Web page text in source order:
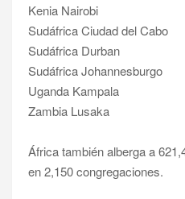
Kenia Nairobi
Sudáfrica Ciudad del Cabo
Sudáfrica Durban
Sudáfrica Johannesburgo
Uganda Kampala
Zambia Lusaka
África también alberga a
en 2,150 congregaciones.